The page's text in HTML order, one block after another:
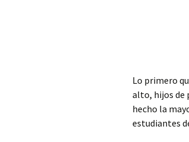
Lo primero
alto, hijos de
hecho la
estudiantes